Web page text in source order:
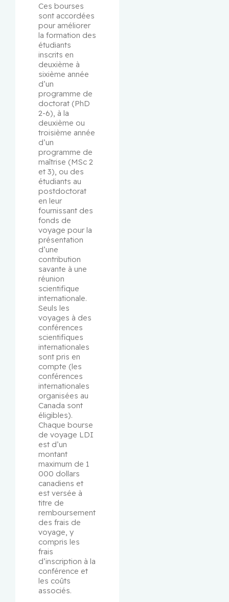
Ces bourses
sont accordées
pour améliorer
la formation des
étudiants
inscrits en
deuxième à
sixième année
d’un
programme de
doctorat (PhD
2-6), à la
deuxième ou
troisième année
d’un
programme de
maîtrise (MSc 2
et 3), ou des
étudiants au
postdoctorat
en leur
fournissant des
fonds de
voyage pour la
présentation
d’une
contribution
savante à une
réunion
scientifique
internationale.
Seuls les
voyages à des
conférences
scientifiques
internationales
sont pris en
compte (les
conférences
internationales
organisées au
Canada sont
éligibles).
Chaque bourse
de voyage LDI
est d’un
montant
maximum de 1
000 dollars
canadiens et
est versée à
titre de
remboursement
des frais de
voyage, y
compris les
frais
d’inscription à la
conférence et
les coûts
associés.